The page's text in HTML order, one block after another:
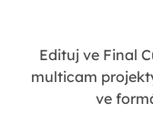
Edituj ve Final
multicam
ve